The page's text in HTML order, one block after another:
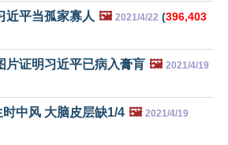
近平当孤家寡人 🖼️ 2021/4/22 (396,403
片证明习近平已病入膏肓 🖼️ 2021/4/19
中风 大脑皮层缺1/4 🖼️ 2021/4/19